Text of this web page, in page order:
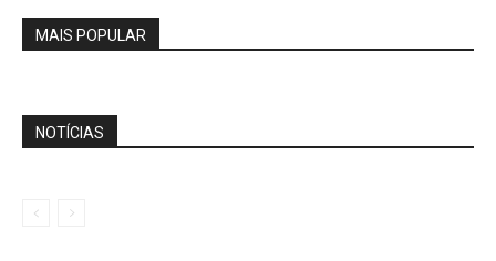
MAIS POPULAR
NOTÍCIAS